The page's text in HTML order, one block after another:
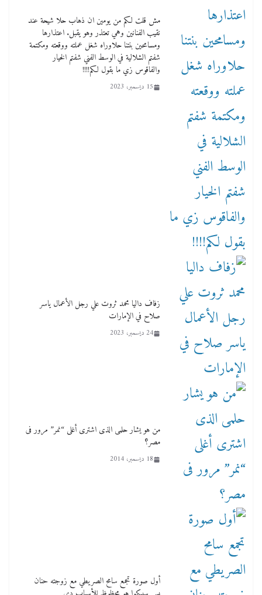
مش قلت لكم من يومين ان ذهاب حلا شيحة عند
نقيب الفنانين وهي تعتذر وهو يقبل. اعتذارها
ومسامحين بنتنا حلاوراه شغل عملته ووقعته ومكتمة
شفتم الشلالية في الوسط الفني شفتم الخيار
والفاقوس زي ما بقول لكم!!!!
15 ديسمبر، 2023
زفاف داليا محمد ثروت علي رجل الأعمال ياسر
صلاح في الإمارات
24 ديسمبر، 2023
من هو يشار حلمى الذى اشترى أغلى “نمر” مرور فى
مصر؟
18 ديسمبر، 2014
أول صورة تجمع سامح الصريطي مع زوجته حنان